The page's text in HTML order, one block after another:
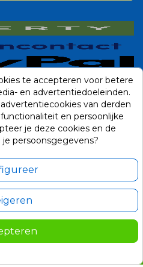
te accepteren voor betere
en advertentiedoeleinden.
van derden
en persoonlijke
je deze cookies en de
persoonsgegevens?